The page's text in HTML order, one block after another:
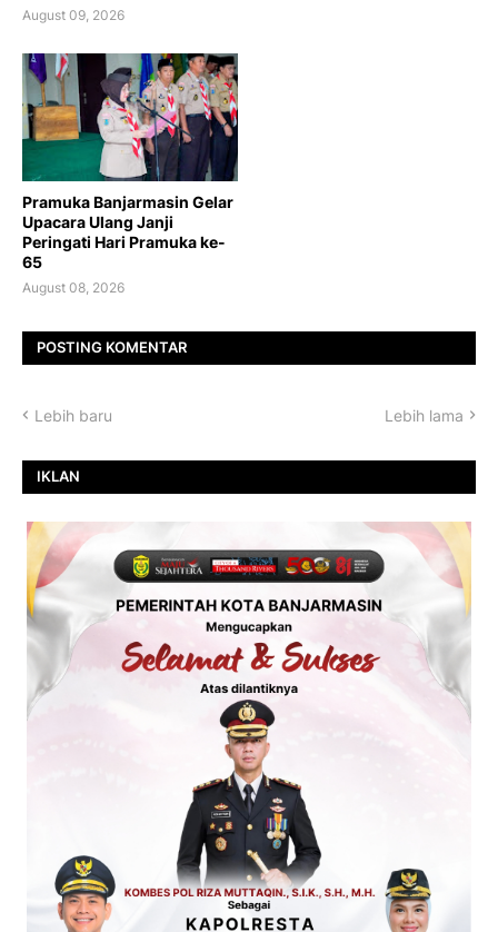
August 09, 2026
Pramuka Banjarmasin Gelar
Upacara Ulang Janji
Peringati Hari Pramuka ke-
65
August 08, 2026
POSTING KOMENTAR
Lebih baru Lebih lama
IKLAN